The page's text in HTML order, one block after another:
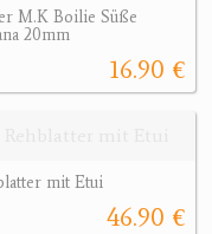
M.K Boilie Süße
20mm
16.90 €
mit Etui
46.90 €